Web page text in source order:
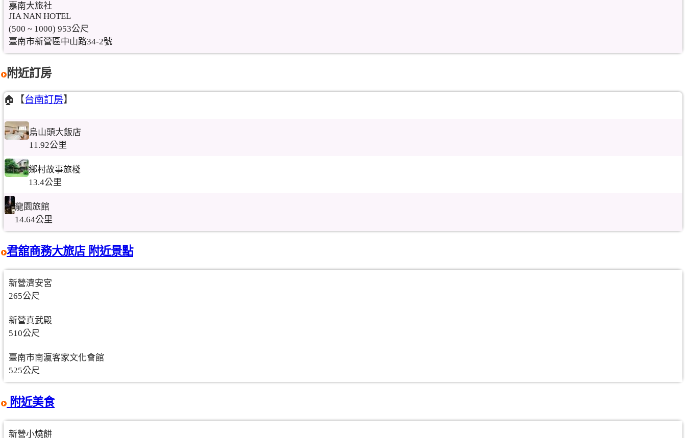
嘉南大旅社
JIA NAN HOTEL
(500 ~ 1000) 953公尺
臺南市新營區中山路34-2號
附近訂房
🏠【台南訂房】
烏山頭大飯店
11.92公里
鄉村故事旅棧
13.4公里
龍園旅館
14.64公里
君舘商務大旅店 附近景點
新營濟安宮
265公尺
新營真武殿
510公尺
臺南市南瀛客家文化會館
525公尺
附近美食
新營小燒餅